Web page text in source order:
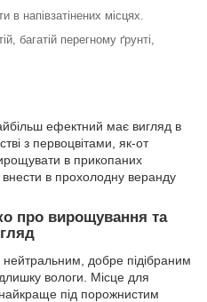
в напівзатінених місцях.
багатій перегному ґрунті,
ефектний має вигляд в
з первоцвітами, як-от
в прикопаних
внести в прохолодну веранду
про вирощування та
добре підібраним
вологи. Місце для
під порожнистим